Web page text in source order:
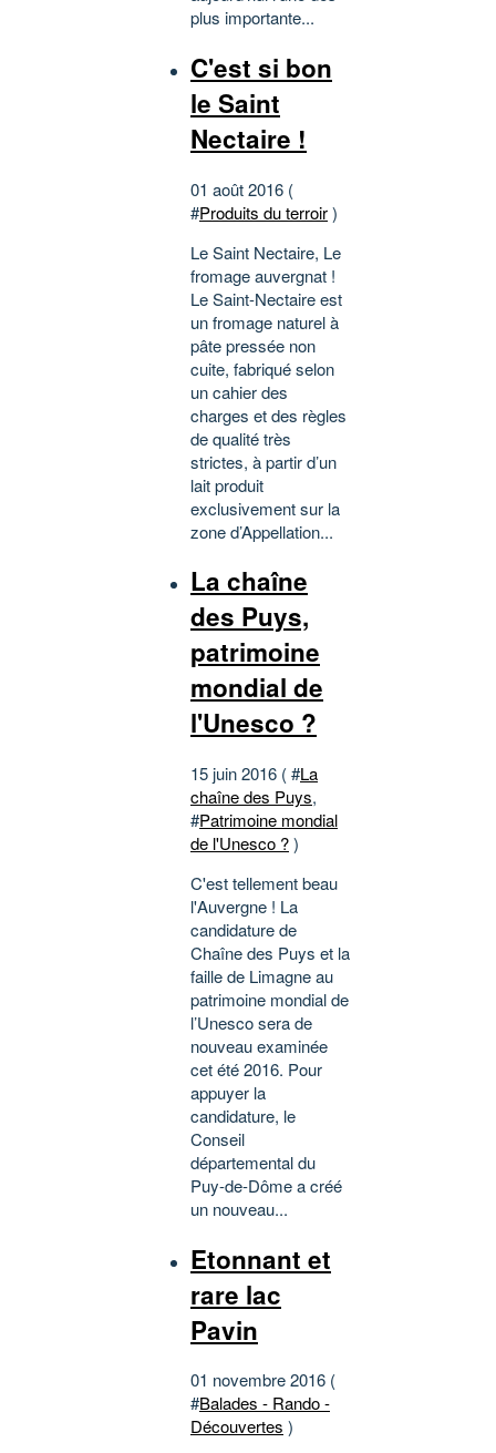
plus importante...
C'est si bon
le Saint
Nectaire !
01 août 2016 (
#Produits du terroir)
Le Saint Nectaire, Le
fromage auvergnat !
Le Saint-Nectaire est
un fromage naturel à
pâte pressée non
cuite, fabriqué selon
un cahier des
charges et des règles
de qualité très
strictes, à partir d’un
lait produit
exclusivement sur la
zone d’Appellation...
La chaîne
des Puys,
patrimoine
mondial de
l'Unesco ?
15 juin 2016 ( #La
chaîne des Puys,
#Patrimoine mondial
de l'Unesco ?)
C'est tellement beau
l'Auvergne ! La
candidature de
Chaîne des Puys et la
faille de Limagne au
patrimoine mondial de
l’Unesco sera de
nouveau examinée
cet été 2016. Pour
appuyer la
candidature, le
Conseil
départemental du
Puy-de-Dôme a créé
un nouveau...
Etonnant et
rare lac
Pavin
01 novembre 2016 (
#Balades - Rando -
Découvertes )